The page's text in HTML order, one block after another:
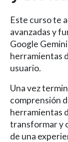
Este curso te
avanzadas y
Google
herramientas
usuario.
Una vez
comprensión
herramientas
transformar y
de una